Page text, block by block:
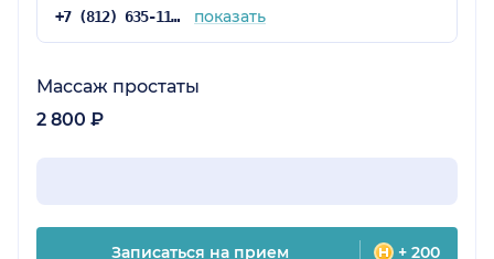
+7 (812) 635-11-79 показать
Массаж простаты
2 800 ₽
Записаться на прием + 200